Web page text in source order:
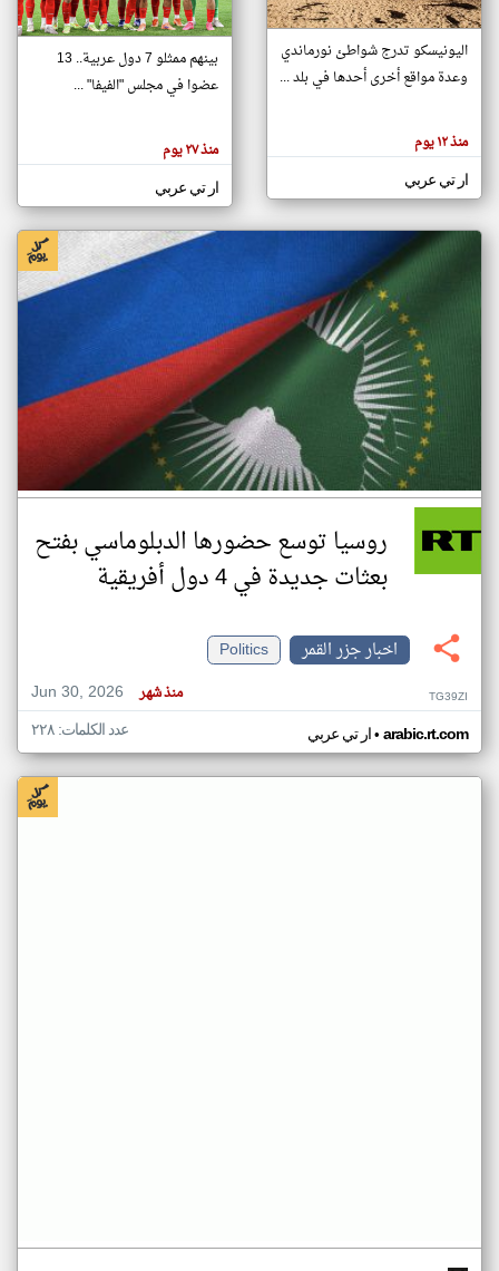
تغيير الدولة
اخبار جزر القمر على مدار الساعة
أهم اخبار جزر القمر العاجلة والمباشرة
هنا عن
وجهة
كاتبيها.
اليونيسكو تدرج شواطئ نورماندي
وعدة مواقع أخرى أحدها في بلد ...
منذ ١٢ يوم
ار تي عربي
بينهم ممثلو 7 دول عربية.. 13
عضوا في مجلس "الفيفا" ...
منذ ٢٧ يوم
ار تي عربي
روسيا توسع حضورها الدبلوماسي بفتح
بعثات جديدة في 4 دول أفريقية
اخبار جزر القمر
Politics
Jun 30, 2026
منذ شهر TG39ZI
ار تي عربي• arabic.rt.com عدد الكلمات: ٢٢٨
klyoum.com